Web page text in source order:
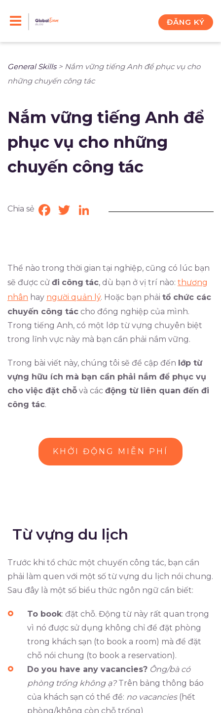
ĐĂNG KÝ
General Skills> Nắm vững tiếng Anh để phục vụ cho
những chuyến công tác
Nắm vững tiếng Anh để
phục vụ cho những
chuyến công tác
Chia sẻ Facebook
TwitterLinkedIn
Thể nào trong thời gian tại nghiệp, cũng có lúc bạn
sẽ được cử đi công tác, dù bạn ở vị trí nào: thương
nhân hay người quản lý. Hoặc bạn phải tổ chức các
chuyến công tác cho đồng nghiệp của mình.
Trong tiếng Anh, có một lớp từ vựng chuyên biệt
trong lĩnh vực này mà bạn cần phải nắm vững.
Trong bài viết này, chúng tôi sẽ đề cập đến lớp từ
vựng hữu ích mà bạn cần phải nắm để phục vụ
cho việc đặt chỗ và các động từ liên quan đến đi
công tác.
KHỞI ĐỘNG MIỄN PHÍ
Từ vựng du lịch
Trước khi tổ chức một chuyến công tác, bạn cần
phải làm quen với một số từ vựng du lịch nói chung.
Sau đây là một số biểu thức ngôn ngữ cần biết:
To book: đặt chỗ. Động từ này rất quan trọng
vì nó được sử dụng không chỉ để đặt phòng
trong khách sạn (to book a room) mà để đặt
chỗ nói chung (to book a reservation).
Do you have any vacancies? Ông/bà có
phòng trống không ạ?Trên bảng thông báo
của khách sạn có thể đề: no vacancies(hết
phòng/không còn chỗ trống)